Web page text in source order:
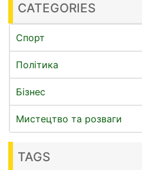
CATEGORIES
Спорт
Політика
Бізнес
Мистецтво та розваги
TAGS